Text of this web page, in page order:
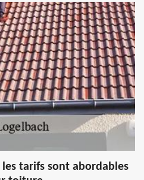
tarifs sont abordables